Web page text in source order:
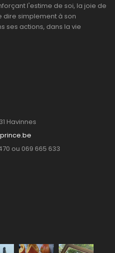
l'estime de soi, la joie de
dire simplement à son
ses actions, dans la vie
Havinnes
ou 069 665 633